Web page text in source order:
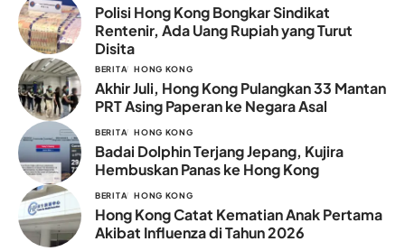
Polisi Hong Kong Bongkar Sindikat
Rentenir, Ada Uang Rupiah yang Turut
Disita
BERITA HONG KONG
Akhir Juli, Hong Kong Pulangkan 33 Mantan
PRT Asing Paperan ke Negara Asal
BERITA HONG KONG
Badai Dolphin Terjang Jepang, Kujira
Hembuskan Panas ke Hong Kong
BERITA HONG KONG
Hong Kong Catat Kematian Anak Pertama
Akibat Influenza di Tahun 2026